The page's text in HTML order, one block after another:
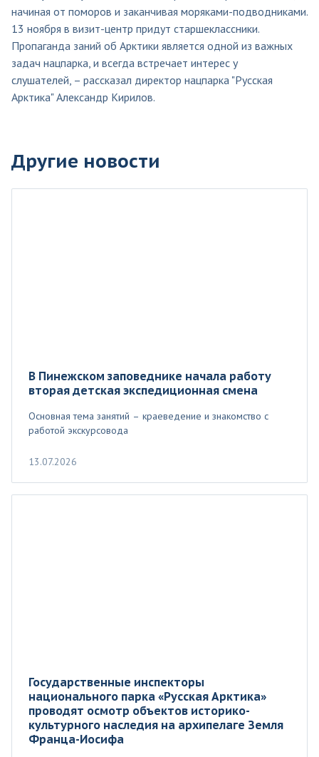
начиная от поморов и заканчивая моряками-подводниками.
13 ноября в визит-центр придут старшеклассники.
Пропаганда заний об Арктики является одной из важных
задач нацпарка, и всегда встречает интерес у
слушателей, – рассказал директор нацпарка "Русская
Арктика" Александр Кирилов.
Другие новости
В Пинежском заповеднике начала работу
вторая детская экспедиционная смена
Основная тема занятий – краеведение и знакомство с
работой экскурсовода
13.07.2026
Государственные инспекторы
национального парка «Русская Арктика»
проводят осмотр объектов историко-
культурного наследия на архипелаге Земля
Франца-Иосифа